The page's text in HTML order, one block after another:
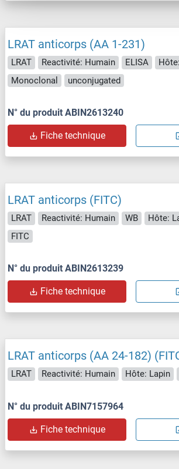
LRAT anticorps (AA 1-231)
LRAT Reactivité: Humain ELISA
Monoclonal
unconjugated
N° du produit ABIN2613240
Fiche technique
LRAT anticorps (FITC)
LRAT Reactivité: Humain WB Hôte:
FITC
N° du produit ABIN2613239
Fiche technique
LRAT anticorps (AA 24-182)
LRAT Reactivité: Humain Hôte: Lapin
N° du produit ABIN7157964
Fiche technique